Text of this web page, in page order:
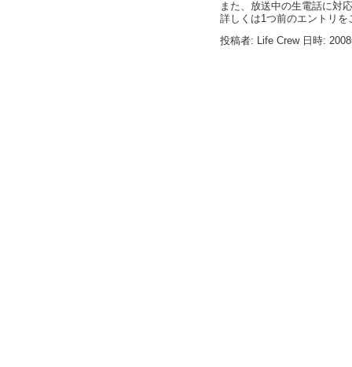
また、放送中の生電話に対
詳しくは1つ前のエントリを
投稿者: Life Crew 日時: